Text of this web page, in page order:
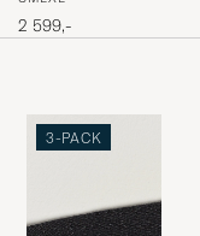
2 599,-
3-PACK